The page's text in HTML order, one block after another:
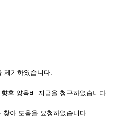
제기하였습니다.
후 양육비 지급을 청구하였습니다.
아 도움을 요청하였습니다.